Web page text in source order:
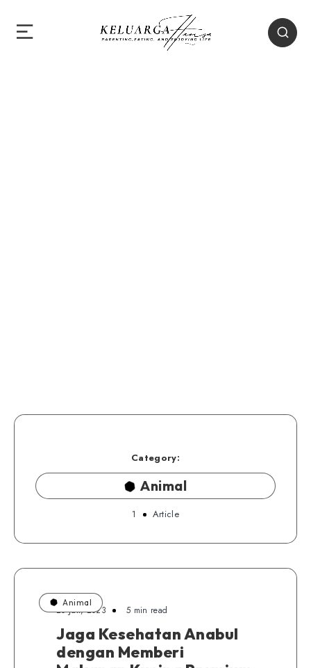
Category:
Animal
1 Article
Animal
20 Juli, 2023 5 min read
Jaga Kesehatan Anabul
dengan Memberi